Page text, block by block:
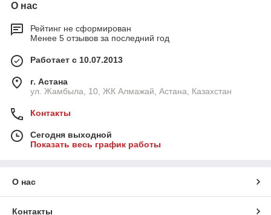
О нас
Рейтинг не сформирован
Менее 5 отзывов за последний год
Работает с 10.07.2013
г. Астана
ул. Жамбыла, 10, ЖК Алмажай, Астана, Казахстан
Контакты
Сегодня выходной
Показать весь график работы
О нас
Контакты